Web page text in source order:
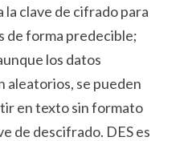
clave de cifrado para
de forma predecible;
los datos
aleatorios, se pueden
en texto sin formato
de descifrado. DES es